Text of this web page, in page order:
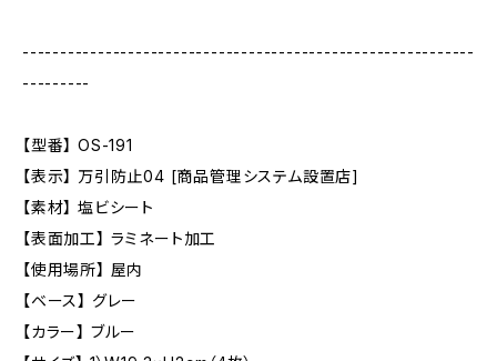
------------------------------------------------------------
---------
【型番】 OS-191
【表示】 万引防止04 [商品管理システム設置店]
【素材】 塩ビシート
【表面加工】 ラミネート加工
【使用場所】 屋内
【ベース】 グレー
【カラー】 ブルー